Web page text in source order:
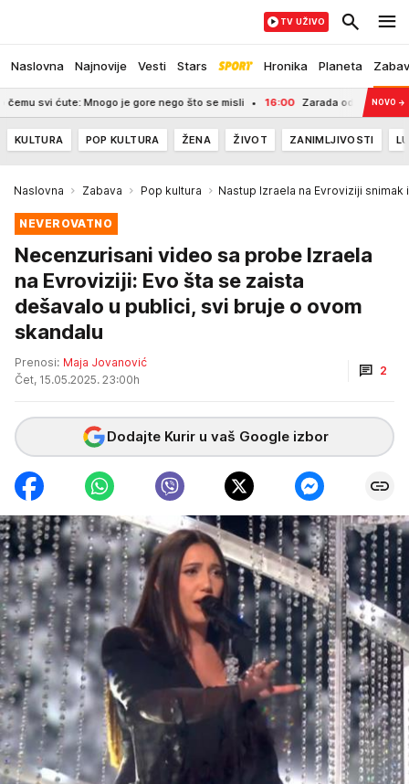
Naslovna Najnovije Vesti Stars Hronika Planeta
TV UŽIVO
ćute: Mnogo je gore nego što se misli 16:00 Zarada od 50 do iznadNOVO →
KULTURA POP KULTURA ŽENA ŽIVOT ZANIMLJIVOSTI
Naslovna Zabava Pop kultura Nastup Izraela na Evroviziji snimak
NEVEROVATNO
Necenzurisani video sa probe Izraela
na Evroviziji: Evo šta se zaista
dešavalo u publici, svi bruje o ovom
skandalu
Prenosi: Maja Jovanović
Čet, 15.05.2025. 23:00h
2
Dodajte Kurir u vaš Google izbor